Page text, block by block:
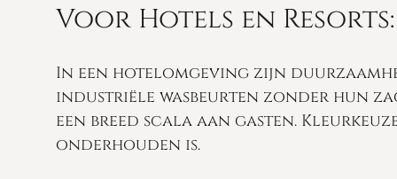
Voor Hotels en
In een hotelomgeving zijn
industriële wasbeurten zonder hun
een breed scala aan gasten.
onderhouden is.